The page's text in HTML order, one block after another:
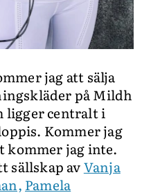
jag att sälja
på Mildh
ligger centralt i
Kommer jag
kommer jag inte.
sällskap avVanja
Pamela